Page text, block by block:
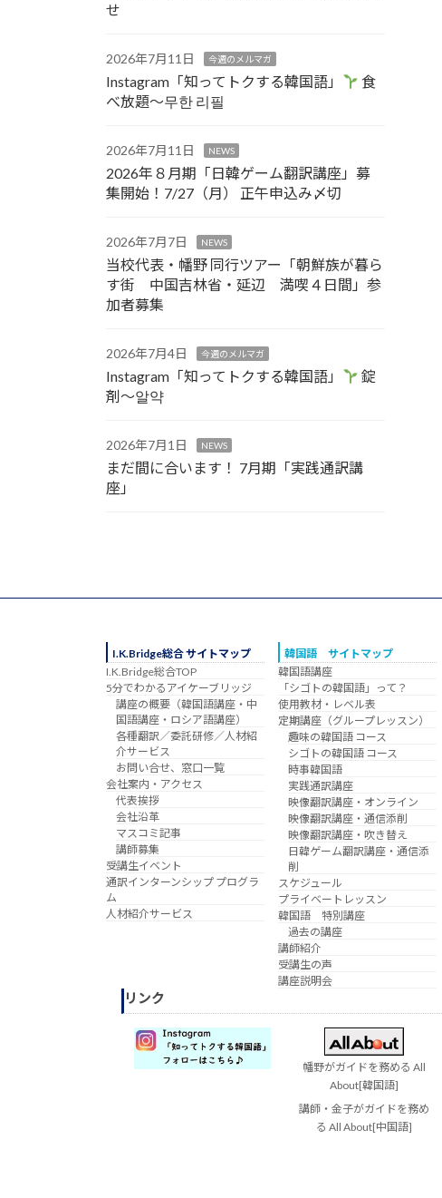
せ
2026年7月11日 今週のメルマガ
Instagram「知ってトクする韓国語」
食
べ放題～무한 리필
2026年7月11日 NEWS
2026年８月期「日韓ゲーム翻訳講座」募
集開始！7/27（月） 正午申込み〆切
2026年7月7日 NEWS
当校代表・幡野 同行ツアー「朝鮮族が暮ら
す街 中国吉林省・延辺 満喫４日間」参
加者募集
2026年7月4日 今週のメルマガ
Instagram「知ってトクする韓国語」
錠
剤～알약
2026年7月1日 NEWS
まだ間に合います！ 7月期「実践通訳講
座」
I.K.Bridge総合 サイトマップ
I.K.Bridge総合TOP
5分でわかるアイケーブリッジ
講座の概要（韓国語講座・中
国語講座・ロシア語講座）
各種翻訳／委託研修／人材紹
介サービス
お問い合せ、窓口一覧
会社案内・アクセス
代表挨拶
会社沿革
マスコミ記事
講師募集
受講生イベント
通訳インターンシップ プログラ
ム
人材紹介サービス
韓国語 サイトマップ
韓国語講座
「シゴトの韓国語」って？
使用教材・レベル表
定期講座（グループレッスン）
趣味の韓国語 コース
シゴトの韓国語 コース
時事韓国語
実践通訳講座
映像翻訳講座・オンライン
映像翻訳講座・通信添削
映像翻訳講座・吹き替え
日韓ゲーム翻訳講座・通信添
削
スケジュール
プライベートレッスン
韓国語 特別講座
過去の講座
講師紹介
受講生の声
講座説明会
リンク
幡野がガイドを務める All
About[韓国語]
講師・金子がガイドを務め
る All About[中国語]